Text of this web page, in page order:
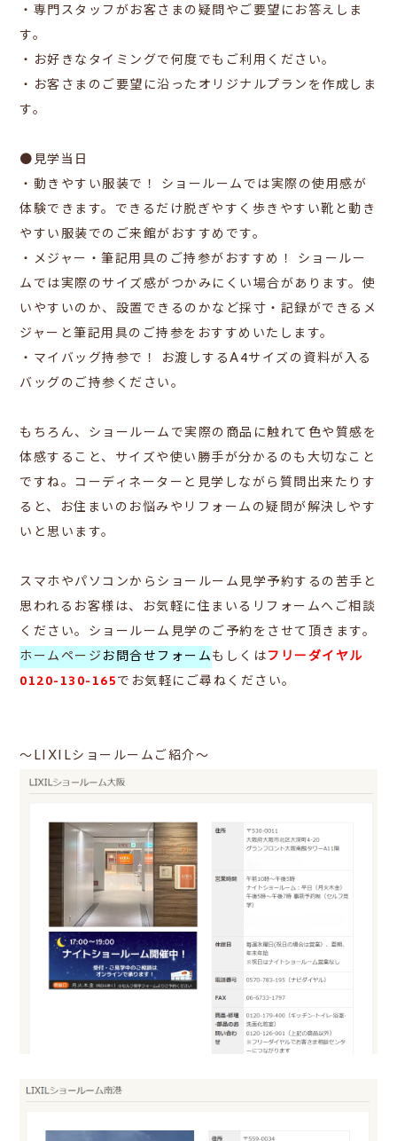
・ 専門スタッフがお客さまの疑問やご要望にお答えしま
す。
・ お好きなタイミングで何度でもご利用ください。
・ お客さまのご要望に沿ったオリジナルプランを作成しま
す。
●見学当日
・動きやすい服装で！ ショールームでは実際の使用感が
体験できます。できるだけ脱ぎやすく歩きやすい靴と動き
やすい服装でのご来館がおすすめです。
・メジャー・筆記用具のご持参がおすすめ！ ショールー
ムでは実際のサイズ感がつかみにくい場合があります。使
いやすいのか、設置できるのかなど採寸・記録ができるメ
ジャーと筆記用具のご持参をおすすめいたします。
・マイバッグ持参で！ お渡しするA4サイズの資料が入る
バッグのご持参ください。
もちろん、ショールームで実際の商品に触れて色や質感を
体感すること、サイズや使い勝手が分かるのも大切なこと
ですね。 コーディネーターと見学しながら質問出来たりす
ると、お住まいのお悩みやリフォームの疑問が解決しやす
いと思います。
スマホやパソコンからショールーム見学予約するの苦手と
思われるお客様は、お気軽に住まいるリフォームへご相談
ください。ショールーム見学のご予約をさせて頂きます。
ホームページお問合せフォームもしくはフリーダイヤル
0120-130-165で お気軽にご尋ねください。
～LIXILショールームご紹介～